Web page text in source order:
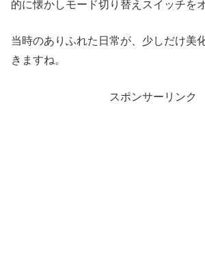
的に懐かしモード切り替えスイッチを
当時のありふれた日常が、少しだけ美
きますね。
スポンサーリンク